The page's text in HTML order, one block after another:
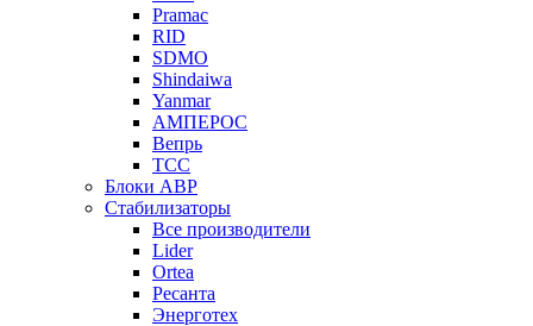
Pramac
RID
SDMO
Shindaiwa
Yanmar
АМПЕРОС
Вепрь
ТСС
Блоки АВР
Стабилизаторы
Все производители
Lider
Ortea
Ресанта
Энерготех